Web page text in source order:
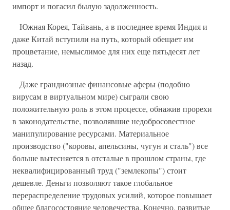
импорт и погасил былую задолженность.
Южная Корея, Тайвань, а в последнее время Индия и
даже Китай вступили на путь, который обещает им
процветание, немыслимое для них еще пятьдесят лет
назад.
Даже грандиозные финансовые аферы (подобно
вирусам в виртуальном мире) сыграли свою
положительную роль в этом процессе, обнажив прорехи
в законодательстве, позволявшие недобросовестное
манипулирование ресурсами. Материальное
производство ("коровы, апельсины, чугун и сталь") все
больше вытесняется в отсталые в прошлом страны, где
неквалифицированный труд ("землекопы") стоит
дешевле. Деньги позволяют такое глобальное
перераспределение трудовых усилий, которое повышает
общее благосостояние человечества. Конечно, развитые